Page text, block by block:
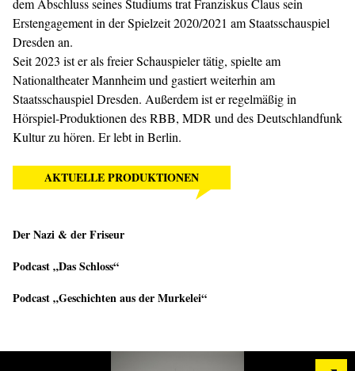
dem Abschluss seines Studiums trat Franziskus Claus sein
Erstengagement in der Spielzeit 2020/2021 am Staatsschauspiel
Dresden an.
Seit 2023 ist er als freier Schauspieler tätig, spielte am
Nationaltheater Mannheim und gastiert weiterhin am
Staatsschauspiel Dresden. Außerdem ist er regelmäßig in
Hörspiel-Produktionen des RBB, MDR und des Deutschlandfunk
Kultur zu hören. Er lebt in Berlin.
AKTUELLE PRODUKTIONEN
Der Nazi & der Friseur
Podcast „Das Schloss“
Podcast „Geschichten aus der Murkelei“